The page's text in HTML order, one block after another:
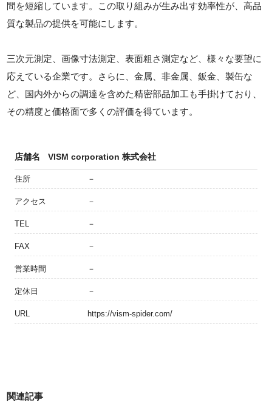
間を短縮しています。この取り組みが生み出す効率性が、高品
質な製品の提供を可能にします。
三次元測定、画像寸法測定、表面粗さ測定など、様々な要望に
応えている企業です。さらに、金属、非金属、鈑金、製缶な
ど、国内外からの調達を含めた精密部品加工も手掛けており、
その精度と価格面で多くの評価を得ています。
店舗名 VISM corporation 株式会社
住所 －
アクセス －
TEL －
FAX －
営業時間 －
定休日 －
URL https://vism-spider.com/
関連記事